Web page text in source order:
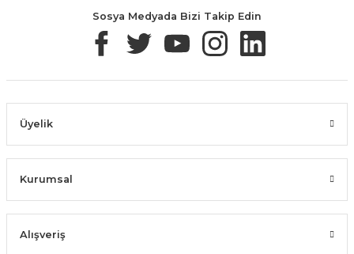
Sosya Medyada Bizi Takip Edin
Üyelik
Kurumsal
Alışveriş